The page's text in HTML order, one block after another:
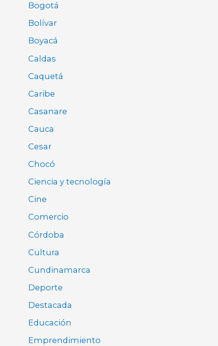
Bogotá
Bolívar
Boyacá
Caldas
Caquetá
Caribe
Casanare
Cauca
Cesar
Chocó
Ciencia y tecnología
Cine
Comercio
Córdoba
Cultura
Cundinamarca
Deporte
Destacada
Educación
Emprendimiento